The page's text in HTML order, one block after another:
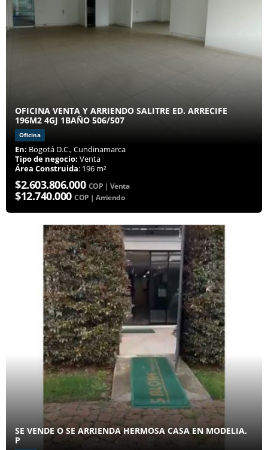
OFICINA VENTA Y ARRIENDO SALITRE ED. ARRECIFE
196M2 4GJ 1BAÑO 506/507
Oficina
En: Bogotá D.C., Cundinamarca
Tipo de negocio: Venta
Área Construida: 196 m²
$2.603.806.000 COP | Venta
$12.740.000 COP | Arriendo
SE VENDE O SE ARRIENDA HERMOSA CASA EN MODELIA.
P